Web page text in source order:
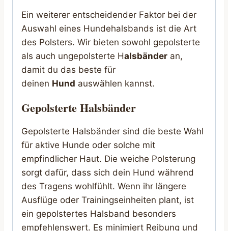
Ein weiterer entscheidender Faktor bei der
Auswahl eines Hundehalsbands ist die Art
des Polsters. Wir bieten sowohl gepolsterte
als auch ungepolsterte Halsbänder an,
damit du das beste für
deinen Hund auswählen kannst.
Gepolsterte Halsbänder
Gepolsterte Halsbänder sind die beste Wahl
für aktive Hunde oder solche mit
empfindlicher Haut. Die weiche Polsterung
sorgt dafür, dass sich dein Hund während
des Tragens wohlfühlt. Wenn ihr längere
Ausflüge oder Trainingseinheiten plant, ist
ein gepolstertes Halsband besonders
empfehlenswert. Es minimiert Reibung und